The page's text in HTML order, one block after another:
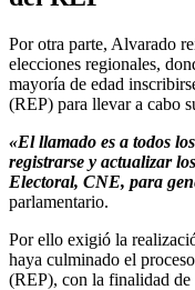
Por otra parte, Alvarado
elecciones regionales,
mayoría de edad
(REP) para llevar a cabo
«El llamado es a todos
registrarse y actualizar
Electoral, CNE, para
parlamentario.
Por ello exigió la
haya culminado el
(REP), con la finalidad de